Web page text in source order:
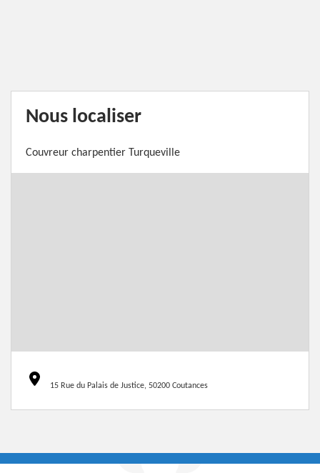
Nous localiser
Couvreur charpentier Turqueville
15 Rue du Palais de Justice, 50200 Coutances